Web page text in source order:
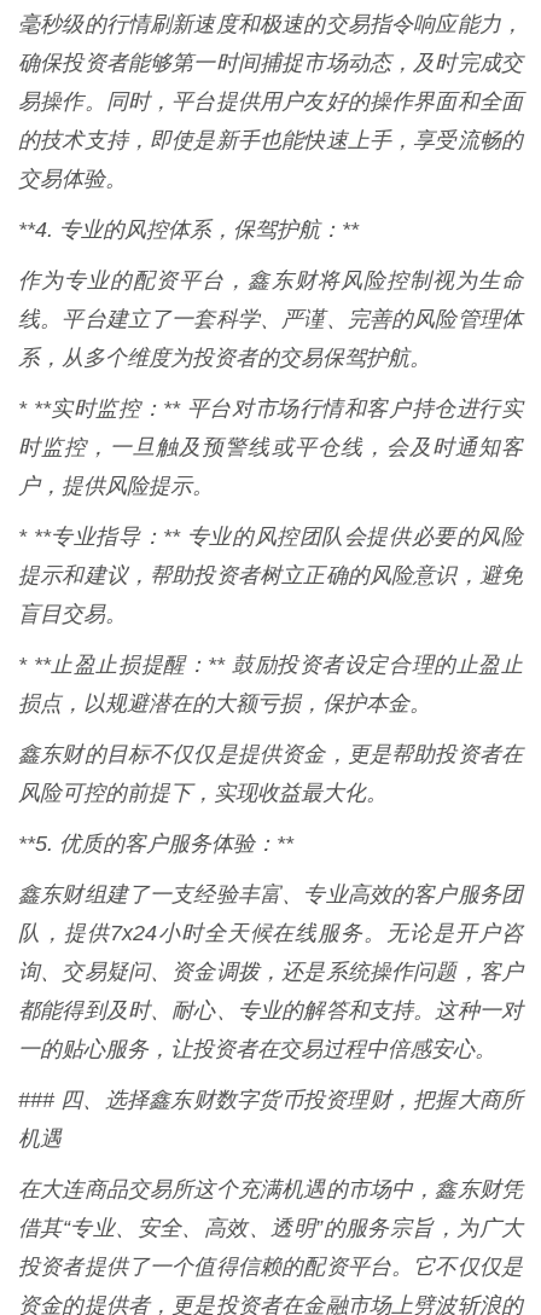
毫秒级的行情刷新速度和极速的交易指令响应能力，
确保投资者能够第一时间捕捉市场动态，及时完成交
易操作。同时，平台提供用户友好的操作界面和全面
的技术支持，即使是新手也能快速上手，享受流畅的
交易体验。
**4. 专业的风控体系，保驾护航：**
作为专业的配资平台，鑫东财将风险控制视为生命
线。平台建立了一套科学、严谨、完善的风险管理体
系，从多个维度为投资者的交易保驾护航。
* **实时监控：** 平台对市场行情和客户持仓进行实
时监控，一旦触及预警线或平仓线，会及时通知客
户，提供风险提示。
* **专业指导：** 专业的风控团队会提供必要的风险
提示和建议，帮助投资者树立正确的风险意识，避免
盲目交易。
* **止盈止损提醒：** 鼓励投资者设定合理的止盈止
损点，以规避潜在的大额亏损，保护本金。
鑫东财的目标不仅仅是提供资金，更是帮助投资者在
风险可控的前提下，实现收益最大化。
**5. 优质的客户服务体验：**
鑫东财组建了一支经验丰富、专业高效的客户服务团
队，提供7x24小时全天候在线服务。无论是开户咨
询、交易疑问、资金调拨，还是系统操作问题，客户
都能得到及时、耐心、专业的解答和支持。这种一对
一的贴心服务，让投资者在交易过程中倍感安心。
### 四、选择鑫东财数字货币投资理财，把握大商所
机遇
在大连商品交易所这个充满机遇的市场中，鑫东财凭
借其“专业、安全、高效、透明”的服务宗旨，为广大
投资者提供了一个值得信赖的配资平台。它不仅仅是
资金的提供者，更是投资者在金融市场上劈波斩浪的